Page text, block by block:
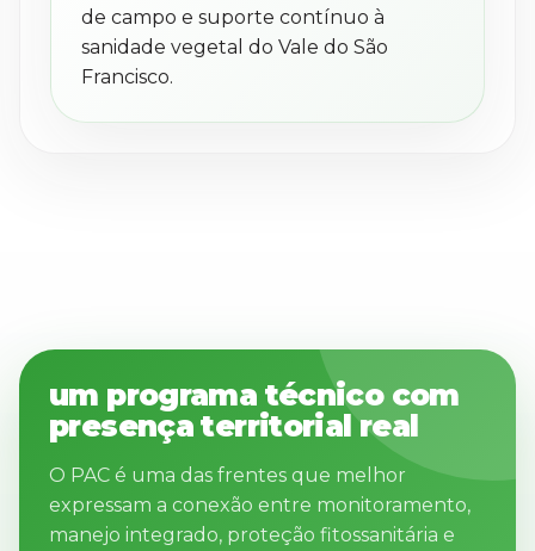
de campo e suporte contínuo à
sanidade vegetal do Vale do São
Francisco.
um programa técnico com
presença territorial real
O PAC é uma das frentes que melhor
expressam a conexão entre monitoramento,
manejo integrado, proteção fitossanitária e